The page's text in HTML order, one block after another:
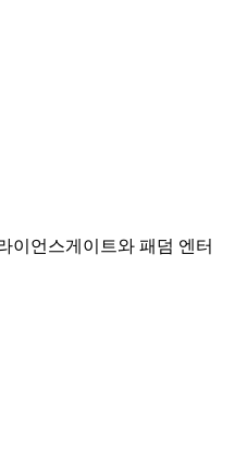
이언스게이트와 패덤 엔터